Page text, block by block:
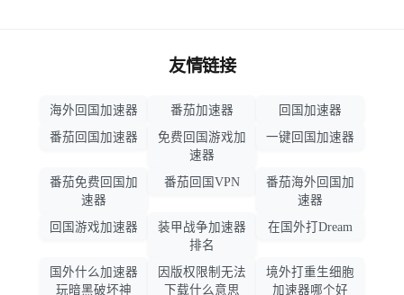
友情链接
海外回国加速器 番茄加速器
回国加速器
番茄回国加速器
免费回国游戏加
速器
一键回国加速器
番茄免费回国加
速器
番茄回国VPN
番茄海外回国加
速器
回国游戏加速器
装甲战争加速器
排名
在国外打Dream
国外什么加速器
玩暗黑破坏神
因版权限制无法
下载什么意思
境外打重生细胞
加速器哪个好